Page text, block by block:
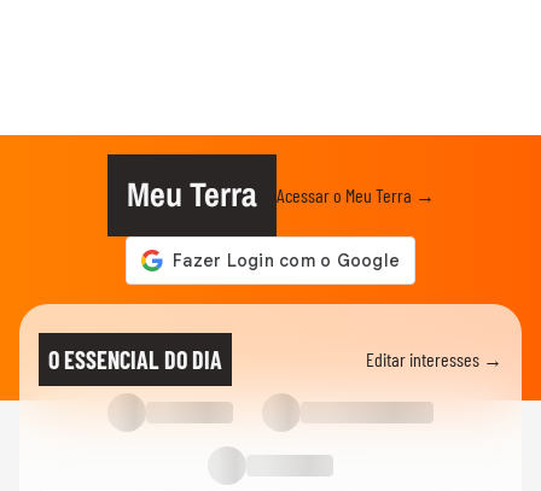
Meu Terra Acessar o Meu Terra →
O ESSENCIAL DO DIA Editar interesses →